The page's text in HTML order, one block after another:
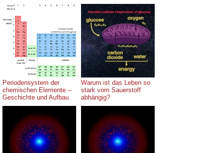
Periodensystem der
chemischen Elemente –
Geschichte und Aufbau
Warum ist das Leben so
stark vom Sauerstoff
abhängig?